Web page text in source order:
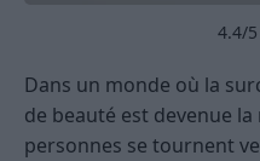
4.4/
Dans un monde où la
de beauté est devenue
personnes se tournent